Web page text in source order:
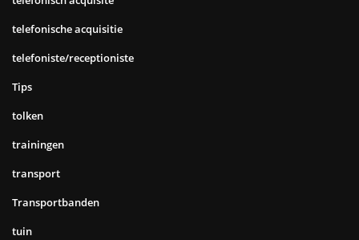
telefonische acquisitie
telefoniste/receptioniste
Tips
tolken
trainingen
transport
Transportbanden
tuin